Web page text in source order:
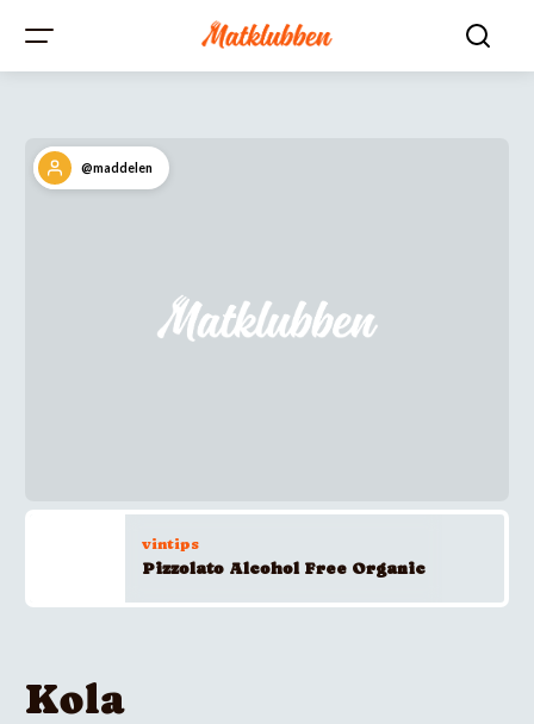
@maddelen
vintips
Pizzolato Alcohol Free Organic
Kola